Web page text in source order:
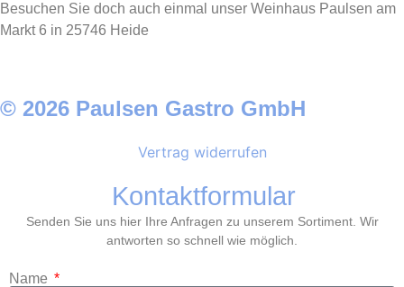
Besuchen Sie doch auch einmal unser Weinhaus Paulsen am
Markt 6 in 25746 Heide
© 2026 Paulsen Gastro GmbH
Vertrag widerrufen
Kontaktformular
Senden Sie uns hier Ihre Anfragen zu unserem Sortiment. Wir
antworten so schnell wie möglich.
Name